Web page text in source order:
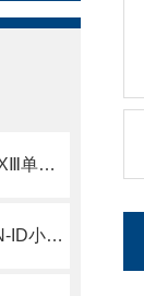
现货！日本理化工业Nichipet EXⅢ单道可调移液器技术介绍
玉崎现货 重磅推出LCX-A-20KN-ID小型压缩式载荷传感器